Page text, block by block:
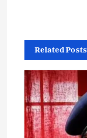
Related Posts